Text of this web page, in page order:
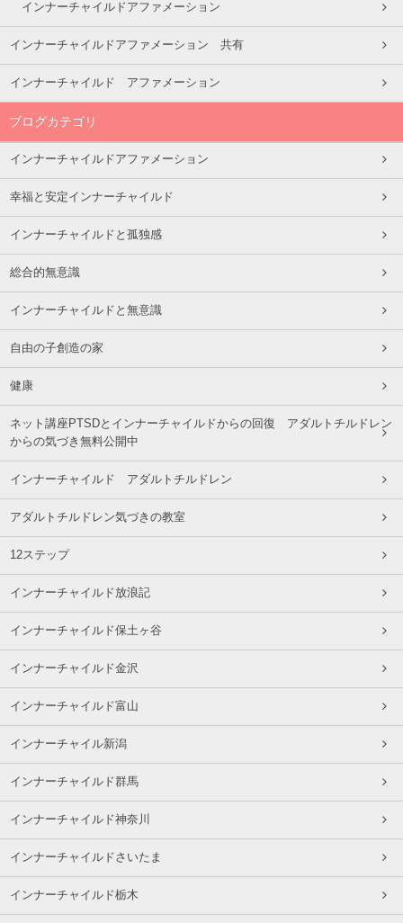
インナーチャイルドアファメーション
インナーチャイルドアファメーション 共有
インナーチャイルド アファメーション
ブログカテゴリ
インナーチャイルドアファメーション
幸福と安定インナーチャイルド
インナーチャイルドと孤独感
総合的無意識
インナーチャイルドと無意識
自由の子創造の家
健康
ネット講座PTSDとインナーチャイルドからの回復 アダルトチルドレン
からの気づき無料公開中
インナーチャイルド アダルトチルドレン
アダルトチルドレン気づきの教室
12ステップ
インナーチャイルド放浪記
インナーチャイルド保土ヶ谷
インナーチャイルド金沢
インナーチャイルド富山
インナーチャイル新潟
インナーチャイルド群馬
インナーチャイルド神奈川
インナーチャイルドさいたま
インナーチャイルド栃木